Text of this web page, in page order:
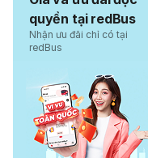
quyền tại redBus
Nhận ưu đãi chỉ có tại
redBus